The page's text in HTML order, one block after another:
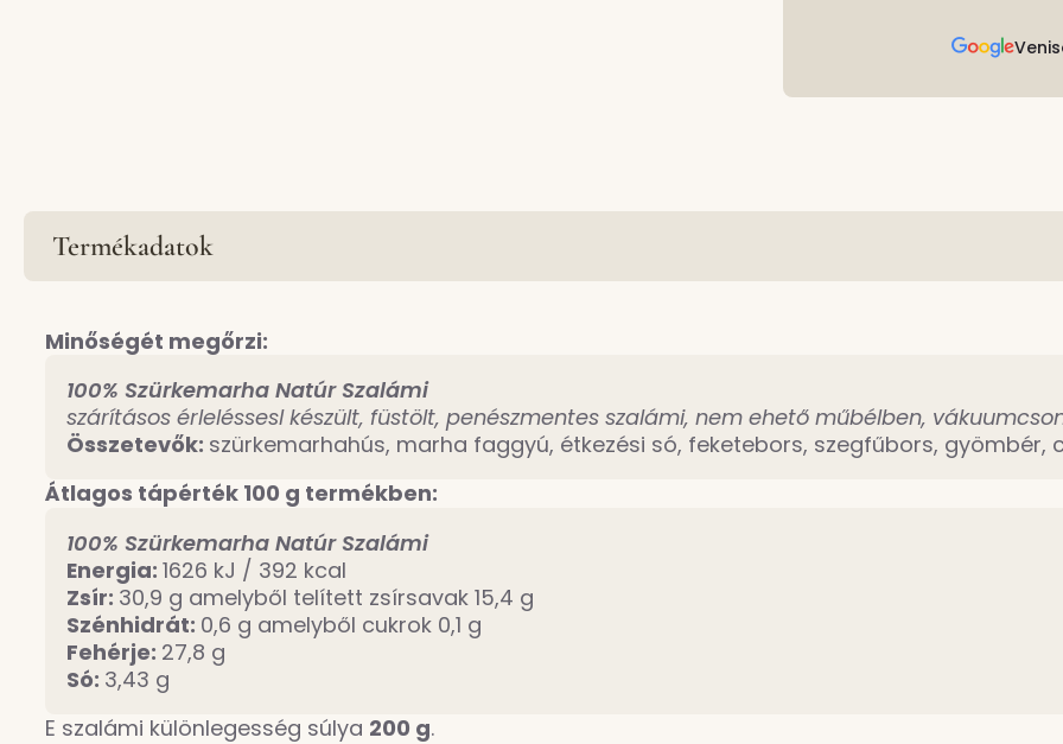
Termékadatok
Minőségét megőrzi:
100% Szürkemarha Natúr Szalámi
szárításos érleléssesl készült, füstölt, penészmentes szalámi, nem ehető műbélben,
Összetevők: szürkemarhahús, marha faggyú, étkezési só, feketebors, szegfűbors, gyömbér,
Átlagos tápérték 100 g termékben:
100% Szürkemarha Natúr Szalámi
Energia: 1626 kJ / 392 kcal
Zsír: 30,9 g amelyből telített zsírsavak 15,4 g
Szénhidrát: 0,6 g amelyből cukrok 0,1 g
Fehérje: 27,8 g
Só: 3,43 g
E szalámi különlegesség súlya 200 g.